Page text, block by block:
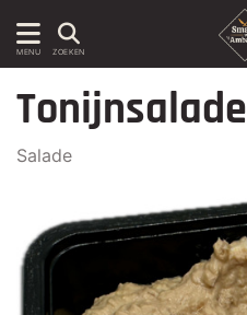
MENU ZOEKEN
Tonijnsalade
Salade